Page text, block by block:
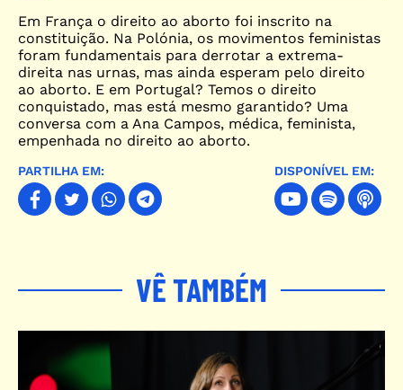
Em França o direito ao aborto foi inscrito na
constituição. Na Polónia, os movimentos feministas
foram fundamentais para derrotar a extrema-
direita nas urnas, mas ainda esperam pelo direito
ao aborto. E em Portugal? Temos o direito
conquistado, mas está mesmo garantido? Uma
conversa com a Ana Campos, médica, feminista,
empenhada no direito ao aborto.
PARTILHA EM: DISPONÍVEL EM:
VÊ TAMBÉM